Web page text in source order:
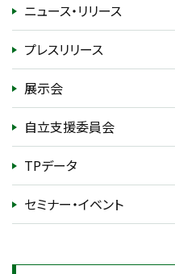
ニュース・リリース
プレスリリース
展示会
自立支援委員会
TPデータ
セミナー・イベント